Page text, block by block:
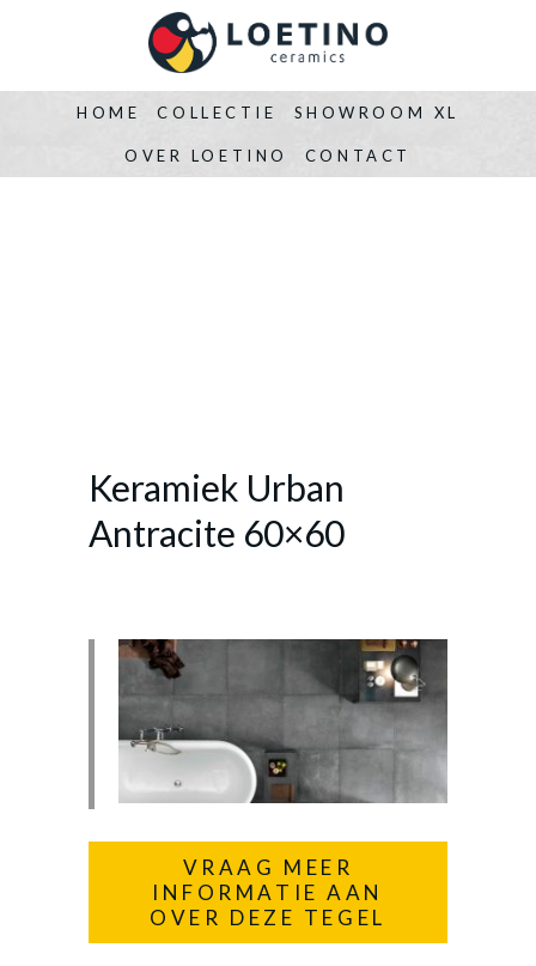
HOME COLLECTIE SHOWROOM XL
OVER LOETINO CONTACT
Keramiek Urban
Antracite 60×60
VRAAG MEER
INFORMATIE AAN
OVER DEZE TEGEL